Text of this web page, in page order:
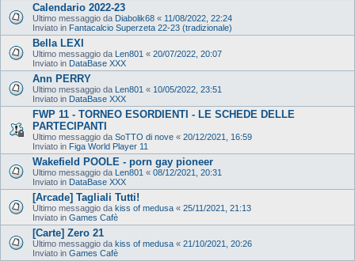
Calendario 2022-23
Ultimo messaggio da Diabolik68 « 11/08/2022, 22:24
Inviato in Fantacalcio Superzeta 22-23 (tradizionale)
Bella LEXI
Ultimo messaggio da Len801 « 20/07/2022, 20:07
Inviato in DataBase XXX
Ann PERRY
Ultimo messaggio da Len801 « 10/05/2022, 23:51
Inviato in DataBase XXX
FWP 11 - TORNEO ESORDIENTI - LE SCHEDE DELLE
PARTECIPANTI
Ultimo messaggio da SoTTO di nove « 20/12/2021, 16:59
Inviato in Figa World Player 11
Wakefield POOLE - porn gay pioneer
Ultimo messaggio da Len801 « 08/12/2021, 20:31
Inviato in DataBase XXX
[Arcade] Tagliali Tutti!
Ultimo messaggio da kiss of medusa « 25/11/2021, 21:13
Inviato in Games Cafè
[Carte] Zero 21
Ultimo messaggio da kiss of medusa « 21/10/2021, 20:26
Inviato in Games Cafè